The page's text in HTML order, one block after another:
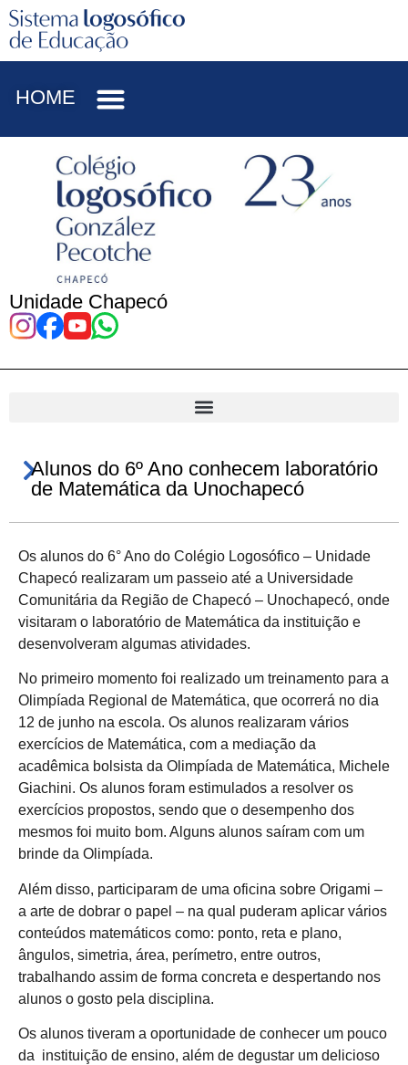
HOME
Unidade Chapecó
Alunos do 6º Ano conhecem laboratório
de Matemática da Unochapecó
Os alunos do 6° Ano do Colégio Logosófico – Unidade
Chapecó realizaram um passeio até a Universidade
Comunitária da Região de Chapecó – Unochapecó, onde
visitaram o laboratório de Matemática da instituição e
desenvolveram algumas atividades.
No primeiro momento foi realizado um treinamento para a
Olimpíada Regional de Matemática, que ocorrerá no dia
12 de junho na escola. Os alunos realizaram vários
exercícios de Matemática, com a mediação da
acadêmica bolsista da Olimpíada de Matemática, Michele
Giachini. Os alunos foram estimulados a resolver os
exercícios propostos, sendo que o desempenho dos
mesmos foi muito bom. Alguns alunos saíram com um
brinde da Olimpíada.
Além disso, participaram de uma oficina sobre Origami –
a arte de dobrar o papel – na qual puderam aplicar vários
conteúdos matemáticos como: ponto, reta e plano,
ângulos, simetria, área, perímetro, entre outros,
trabalhando assim de forma concreta e despertando nos
alunos o gosto pela disciplina.
Os alunos tiveram a oportunidade de conhecer um pouco
da instituição de ensino, além de degustar um delicioso